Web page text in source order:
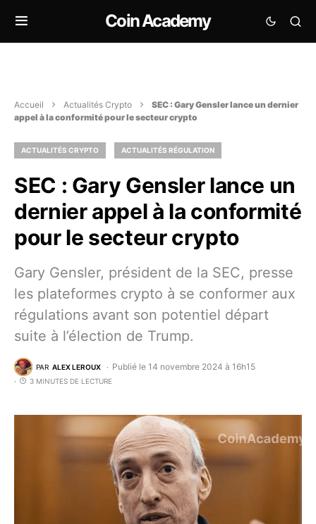
Coin Academy
Accueil Actualités Crypto
SEC : Gary Gensler lance un dernier
appel à la conformité pour le secteur crypto
ACTUALITÉS CRYPTO ACTUALITÉS RÉGULATION
SEC : Gary Gensler lance un
dernier appel à la conformité
pour le secteur crypto
Gary Gensler, président de la SEC, presse
les plateformes crypto à se conformer aux
régulations avant son potentiel départ
suite à l’élection de Trump.
PAR ALEX LEROUX Publié le 14 novembre 2024 à 16h15
3 MINUTES DE LECTURE